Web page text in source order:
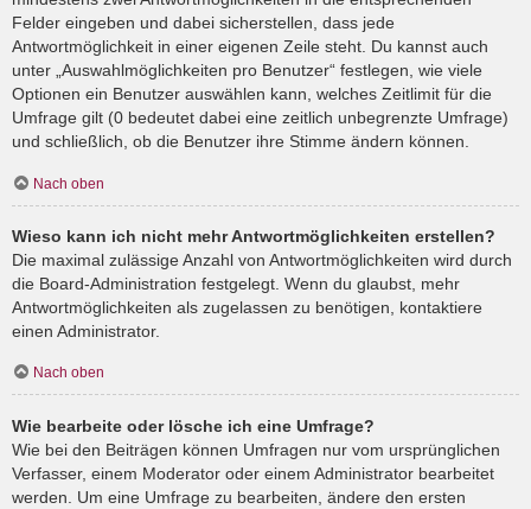
Felder eingeben und dabei sicherstellen, dass jede
Antwortmöglichkeit in einer eigenen Zeile steht. Du kannst auch
unter „Auswahlmöglichkeiten pro Benutzer“ festlegen, wie viele
Optionen ein Benutzer auswählen kann, welches Zeitlimit für die
Umfrage gilt (0 bedeutet dabei eine zeitlich unbegrenzte Umfrage)
und schließlich, ob die Benutzer ihre Stimme ändern können.
Nach oben
Wieso kann ich nicht mehr Antwortmöglichkeiten erstellen?
Die maximal zulässige Anzahl von Antwortmöglichkeiten wird durch
die Board-Administration festgelegt. Wenn du glaubst, mehr
Antwortmöglichkeiten als zugelassen zu benötigen, kontaktiere
einen Administrator.
Nach oben
Wie bearbeite oder lösche ich eine Umfrage?
Wie bei den Beiträgen können Umfragen nur vom ursprünglichen
Verfasser, einem Moderator oder einem Administrator bearbeitet
werden. Um eine Umfrage zu bearbeiten, ändere den ersten